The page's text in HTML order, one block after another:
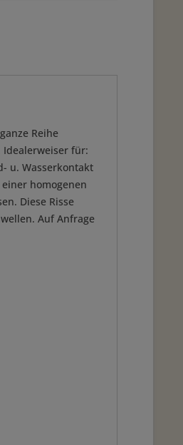
Reihe
Idealerweiser für:
u. Wasserkontakt
homogenen
Diese Risse
Auf Anfrage